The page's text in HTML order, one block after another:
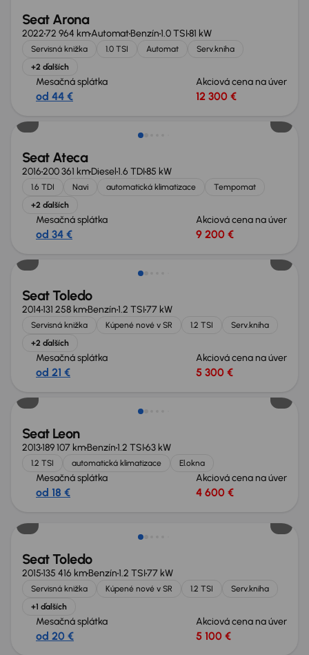
Seat Arona
202272 964 kmAutomatBenzín1.0 TSI81 kW
Servisná knižka 1.0 TSI Automat
Serv.kniha
+2 ďalších
Mesačná splátka
od 44 €
Akciová cena na úver
12 300 €
Zlacnené o 600 €
Seat Ateca
2016200 361 kmDiesel1.6 TDI85 kW
1.6 TDI Navi automatická klimatizace
Tempomat
+2 ďalších
Mesačná splátka
od 34 €
Akciová cena na úver
9 200 €
Nové v ponuke
Seat Toledo
2014131 258 kmBenzín1.2 TSI77 kW
Servisná knižka Kúpené nové v SR 1.2 TSI
Serv.kniha
+2 ďalších
Mesačná splátka
od 21 €
Akciová cena na úver
5 300 €
Seat Leon
2013189 107 kmBenzín1.2 TSI63 kW
1.2 TSI automatická klimatizace El.okna
Mesačná splátka
od 18 €
Akciová cena na úver
4 600 €
Seat Toledo
2015135 416 kmBenzín1.2 TSI77 kW
Servisná knižka Kúpené nové v SR 1.2 TSI
Serv.kniha
+1 ďalších
Mesačná splátka
od 20 €
Akciová cena na úver
5 100 €